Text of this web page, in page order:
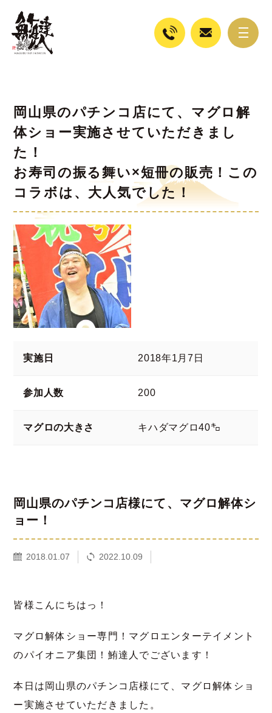
岡山県のパチンコ店にて、マグロ解
体ショー実施させていただきまし
た！
お寿司の振る舞い×短冊の販売！この
コラボは、大人気でした！
実施日 2018年1月7日
参加人数 200
マグロの大きさ キハダマグロ40㌔
岡山県のパチンコ店様にて、マグロ解体シ
ョー！
2018.01.07 2022.10.09
皆様こんにちはっ！
マグロ解体ショー専門！マグロエンターテイメント
のパイオニア集団！鮪達人でございます！
本日は岡山県のパチンコ店様にて、マグロ解体ショ
ー実施させていただきました。